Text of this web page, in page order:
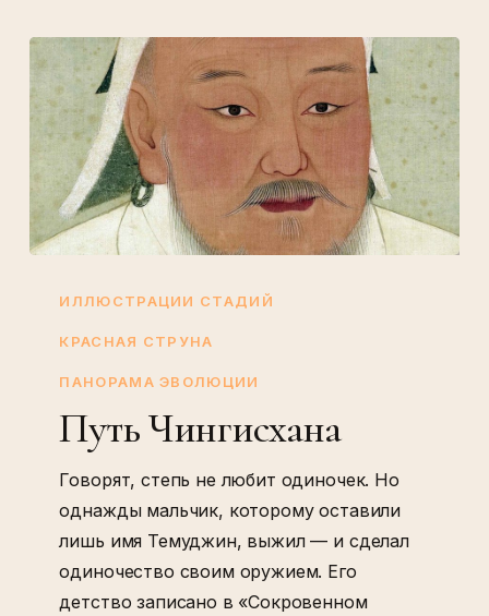
Чингисхана
ИЛЛЮСТРАЦИИ СТАДИЙ
КРАСНАЯ СТРУНА
ПАНОРАМА ЭВОЛЮЦИИ
Путь Чингисхана
Говорят, степь не любит одиночек. Но
однажды мальчик, которому оставили
лишь имя Темуджин, выжил — и сделал
одиночество своим оружием. Его
детство записано в «Сокровенном